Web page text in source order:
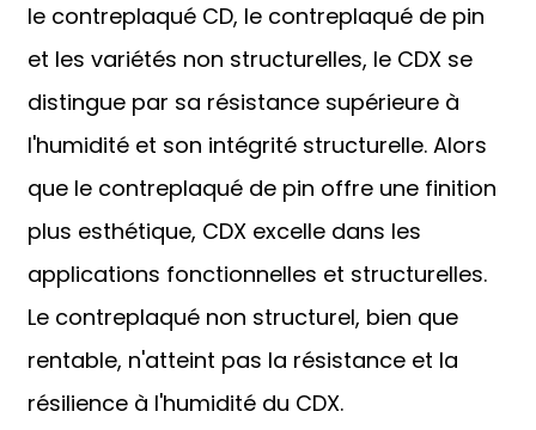
le contreplaqué CD, le contreplaqué de pin
et les variétés non structurelles, le CDX se
distingue par sa résistance supérieure à
l'humidité et son intégrité structurelle. Alors
que le contreplaqué de pin offre une finition
plus esthétique, CDX excelle dans les
applications fonctionnelles et structurelles.
Le contreplaqué non structurel, bien que
rentable, n'atteint pas la résistance et la
résilience à l'humidité du CDX.